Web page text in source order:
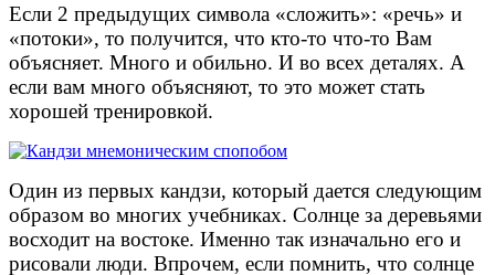
Если 2 предыдущих символа «сложить»: «речь» и
«потоки», то получится, что кто-то что-то Вам
объясняет. Много и обильно. И во всех деталях. А
если вам много объясняют, то это может стать
хорошей тренировкой.
Один из первых кандзи, который дается следующим
образом во многих учебниках. Солнце за деревьями
восходит на востоке. Именно так изначально его и
рисовали люди. Впрочем, если помнить, что солнце